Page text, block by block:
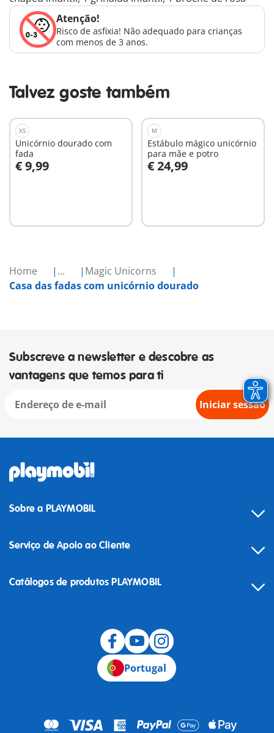
Home ...
Magic Unicorns
Casa das fadas com unicórnio dourado
Atenção!
Risco de asfixia! Não adequado para crianças
com menos de 3 anos.
Talvez goste também
XS
Unicórnio dourado com
fada
€ 9,99
Ao carrinho
M
Estábulo mágico unicórnio
para mãe e potro
€ 24,99
Ao carrinho
Subscreve a newsletter e descobre as
vantagens que temos para ti
Iniciar sessão
Sobre a PLAYMOBIL
Serviço de Apoio ao Cliente
Catálogos de produtos PLAYMOBIL
Portugal